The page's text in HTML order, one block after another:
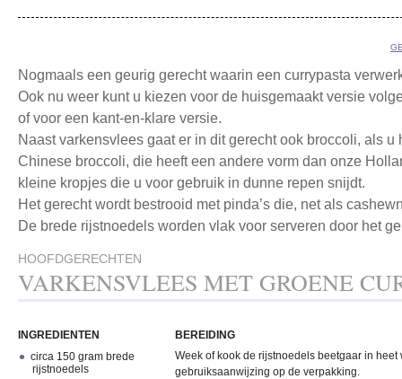
Nogmaals een geurig gerecht waarin een currypasta
Ook nu weer kunt u kiezen voor de huisgemaakt versie
of voor een kant-en-klare versie.
Naast varkensvlees gaat er in dit gerecht ook broccoli, als
Chinese broccoli, die heeft een andere vorm dan onze
kleine kropjes die u voor gebruik in dunne repen snijdt.
Het gerecht wordt bestrooid met pinda’s die, net als
De brede rijstnoedels worden vlak voor serveren door het
HOOFDGERECHTEN
VARKENSVLEES MET GROENE
INGREDIENTEN
circa 150 gram brede
rijstnoedels
BEREIDING
Week of kook de rijstnoedels beetgaar in heet
gebruiksaanwijzing op de verpakking.